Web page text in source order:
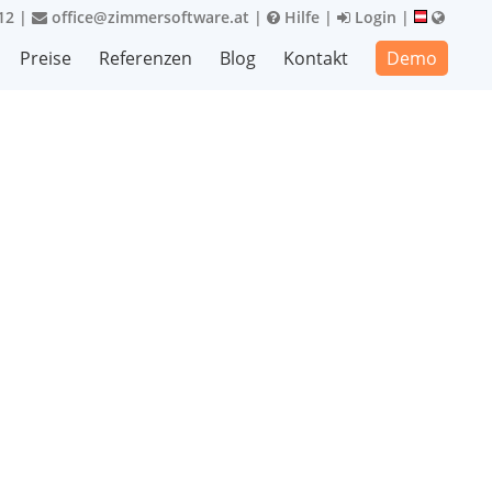
| office@zimmersoftware.at | Hilfe | Login |
Preise Referenzen Blog Kontakt Demo